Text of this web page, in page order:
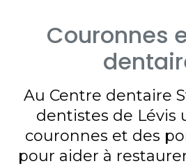
Couronnes
Au Centre dentaire
dentistes de Lévis
couronnes et des
pour aider à